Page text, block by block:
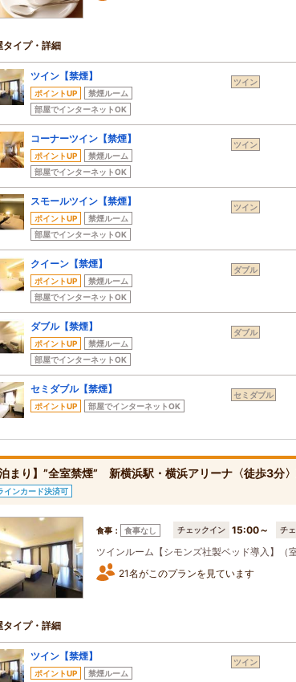
タイプ・詳細
ツイン【禁煙】
ポイントUP
禁煙ルーム
部屋でインターネットOK
ツイン
コーナーツイン【禁煙】
ポイントUP
禁煙ルーム
部屋でインターネットOK
ツイン
スモールツイン【禁煙】
ポイントUP
禁煙ルーム
部屋でインターネットOK
ツイン
クイーン【禁煙】
ポイントUP
禁煙ルーム
部屋でインターネットOK
ダブル
ダブル【禁煙】
ポイントUP
禁煙ルーム
部屋でインターネットOK
ダブル
セミダブル【禁煙】
ポイントUP 部屋でインターネットOK
セミダブル
まり】”全室禁煙” 新横浜駅・横浜アリーナ〈徒歩3
インカード決済可
食事： 食事なし チェックイン 15:00～ チ
ツインルーム【シモンズ社製ベッド導入】（
21名がこのプランを見ています
タイプ・詳細
ツイン【禁煙】
ポイントUP
禁煙ルーム
ツイン